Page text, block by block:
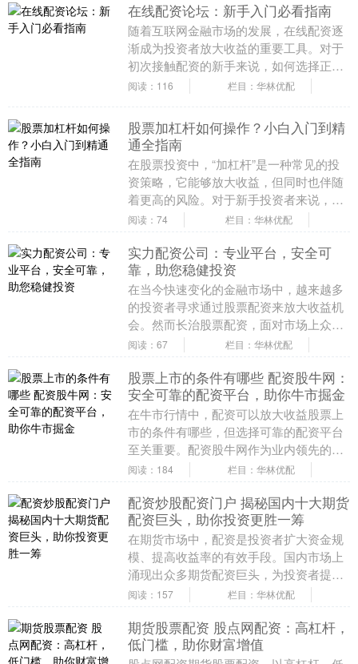
在线配资论坛：新手入门必看指南
随着互联网金融市场的发展，在线配资逐
渐成为投资者放大收益的重要工具。对于
初次接触配资的新手来说，如何选择正规
平台、控制风险、制定策略，是必须掌握
阅读：116 栏目：华林优配
股票加杠杆如何操作？小白入门到精
通全指南
在股票投资中，“加杠杆”是一种常见的投
资策略，它能够放大收益，但同时也伴随
着更高的风险。对于新手投资者来说，理
解杠杆操作的原理和方法至关重要。本文
阅读：74 栏目：华林优配
实力配资公司：专业平台，安全可
靠，助您稳健投资
在当今快速变化的金融市场中，越来越多
的投资者寻求通过股票配资来放大收益机
会。然而长治股票配资，面对市场上众多
的配资平台，如何选择一个真正**实力雄
阅读：67 栏目：华林优配
股票上市的条件有哪些 配资股牛网：
安全可靠的配资平台，助你牛市掘金
在牛市行情中，配资可以放大收益股票上
市的条件有哪些，但选择可靠的配资平台
至关重要。配资股牛网作为业内领先的配
资平台，以其安全可靠、高效便捷的优
阅读：184 栏目：华林优配
配资炒股配资门户 揭秘国内十大期货
配资巨头，助你投资更胜一筹
在期货市场中，配资是投资者扩大资金规
模、提高收益率的有效手段。国内市场上
涌现出众多期货配资巨头，为投资者提供
多元化的配资服务。 * **放大收益：**杠杆
阅读：157 栏目：华林优配
期货股票配资 股点网配资：高杠杆，
低门槛，助你财富增值